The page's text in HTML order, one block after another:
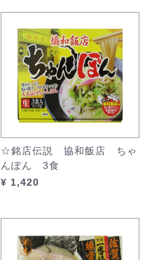
☆銘店伝説 協和飯店 ちゃ
んぽん 3食
¥ 1,420